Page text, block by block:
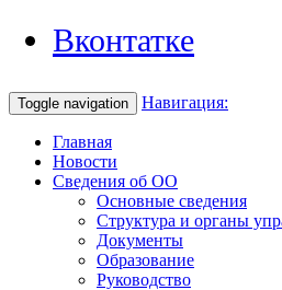
Вконтатке
Toggle navigation Навигация:
Главная
Новости
Сведения об ОО
Основные сведения
Структура и органы
Документы
Образование
Руководство